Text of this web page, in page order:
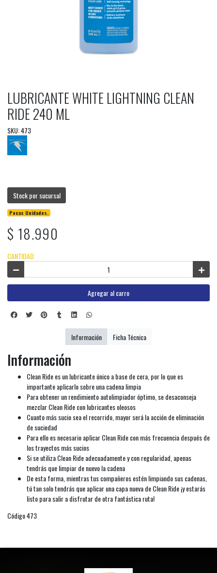
LUBRICANTE WHITE LIGHTNING CLEAN
RIDE 240 ML
SKU: 473
Stock por sucursal
Pocas Unidades.
$ 18.990
CANTIDAD
Agregar al carro
Información
Clean Ride es un lubricante único a base de cera, por lo que es
importante aplicarlo sobre una cadena limpia
Para obtener un rendimiento autolimpiador óptimo, se desaconseja
mezclar Clean Ride con lubricantes oleosos
Cuanto más sucio sea el recorrido, mayor será la acción de eliminación
de suciedad
Para ello es necesario aplicar Clean Ride con más frecuencia después de
los trayectos más sucios
Si se utiliza Clean Ride adecuadamente y con regularidad, apenas
tendrás que limpiar de nuevo la cadena
De esta forma, mientras tus compañeros estén limpiando sus cadenas,
tú tan solo tendrás que aplicar una capa nueva de Clean Ride ¡y estarás
listo para salir a disfrutar de otra fantástica ruta!
Código 473
Información Ficha Técnica